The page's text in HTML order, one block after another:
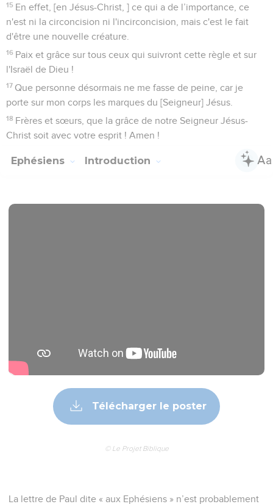
15 En effet, [en Jésus-Christ, ] ce qui a de l’importance, ce
n'est ni la circoncision ni l'incirconcision, mais c'est le fait
d'être une nouvelle créature.
16 Paix et grâce sur tous ceux qui suivront cette règle et sur
l'Israël de Dieu !
17 Que personne désormais ne me fasse de peine, car je
porte sur mon corps les marques du [Seigneur] Jésus.
18 Frères et sœurs, que la grâce de notre Seigneur Jésus-
Christ soit avec votre esprit ! Amen !
Ephésiens Introduction
Télécharger le poster
© Le Projet Biblique
La lettre de Paul dite « aux Ephésiens » n’est probablement